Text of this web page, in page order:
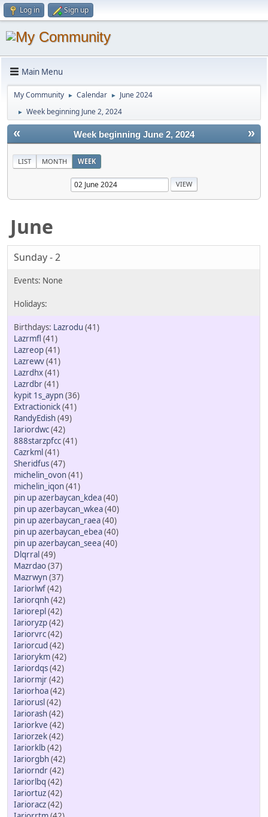
Log in Sign up
Main Menu
My Community ► Calendar ► June 2024
► Week beginning June 2, 2024
« »
Week beginning June 2, 2024
LIST MONTH WEEK
June
Sunday - 2
Lazrodu (41)
Lazrmfl (41)
Lazreop(41)
Lazrewv(41)
Lazrdhx(41)
Lazrdbr(41)
kypit 1s_aypn(36)
Extractionick(41)
RandyEdish(49)
Iariordwc(42)
888starzpfcc(41)
Cazrkml (41)
Sheridfus(47)
michelin_ovon(41)
michelin_iqon(41)
pin up azerbaycan_kdea(40)
pin up azerbaycan_wkea(40)
pin up azerbaycan_raea(40)
pin up azerbaycan_ebea(40)
pin up azerbaycan_seea(40)
Dlqrral (49)
Mazrdao(37)
Mazrwyn(37)
Iariorlwf(42)
Iariorqnh(42)
Iariorepl (42)
Iarioryzp(42)
Iariorvrc(42)
Iariorcud (42)
Iariorykm(42)
Iariordqs(42)
Iariormjr(42)
Iariorhoa(42)
Iariorusl (42)
Iariorash(42)
Iariorkve (42)
Iariorzek(42)
Iariorklb(42)
Iariorgbh(42)
Iariorndr(42)
Iariorlbq (42)
Iariortuz(42)
Iarioracz(42)